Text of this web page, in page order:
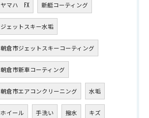
ヤマハ FX 新艇コーティング
ジェットスキー水垢
朝倉市ジェットスキーコーティング
朝倉市新車コーティング
朝倉市エアコンクリーニング 水垢
ホイール 手洗い 撥水 キズ